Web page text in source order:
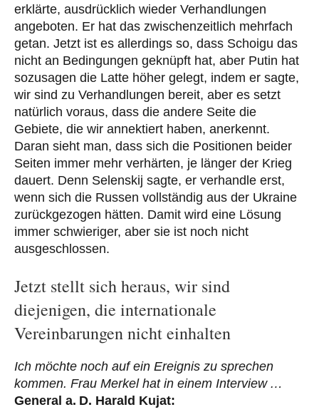
erklärte, ausdrücklich wieder Verhandlungen
angeboten. Er hat das zwischenzeitlich mehrfach
getan. Jetzt ist es allerdings so, dass Schoigu das
nicht an Bedingungen geknüpft hat, aber Putin hat
sozusagen die Latte höher gelegt, indem er sagte,
wir sind zu Verhandlungen bereit, aber es setzt
natürlich voraus, dass die andere Seite die
Gebiete, die wir annektiert haben, anerkennt.
Daran sieht man, dass sich die Positionen beider
Seiten immer mehr verhärten, je länger der Krieg
dauert. Denn Selenskij sagte, er verhandle erst,
wenn sich die Russen vollständig aus der Ukraine
zurückgezogen hätten. Damit wird eine Lösung
immer schwieriger, aber sie ist noch nicht
ausgeschlossen.
Jetzt stellt sich heraus, wir sind
diejenigen, die internationale
Vereinbarungen nicht einhalten
Ich möchte noch auf ein Ereignis zu sprechen
kommen. Frau Merkel hat in einem Interview …
General a. D. Harald Kujat: